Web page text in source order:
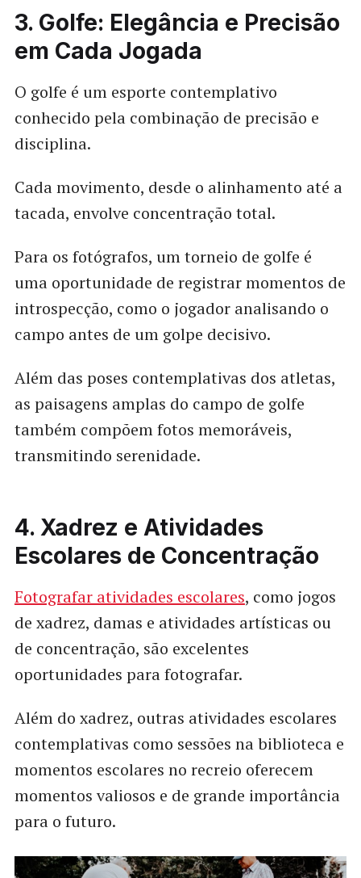
3. Golfe: Elegância e Precisão
em Cada Jogada
O golfe é um esporte contemplativo
conhecido pela combinação de precisão e
disciplina.
Cada movimento, desde o alinhamento até a
tacada, envolve concentração total.
Para os fotógrafos, um torneio de golfe é
uma oportunidade de registrar momentos de
introspecção, como o jogador analisando o
campo antes de um golpe decisivo.
Além das poses contemplativas dos atletas,
as paisagens amplas do campo de golfe
também compõem fotos memoráveis,
transmitindo serenidade.
4. Xadrez e Atividades
Escolares de Concentração
Fotografar atividades escolares, como jogos
de xadrez, damas e atividades artísticas ou
de concentração, são excelentes
oportunidades para fotografar.
Além do xadrez, outras atividades escolares
contemplativas como sessões na biblioteca e
momentos escolares no recreio oferecem
momentos valiosos e de grande importância
para o futuro.